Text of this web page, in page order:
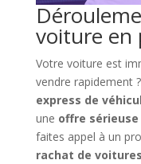
voiture en
Votre voiture est
vendre rapidement
express de
une offre
faites appel à un
rachat de